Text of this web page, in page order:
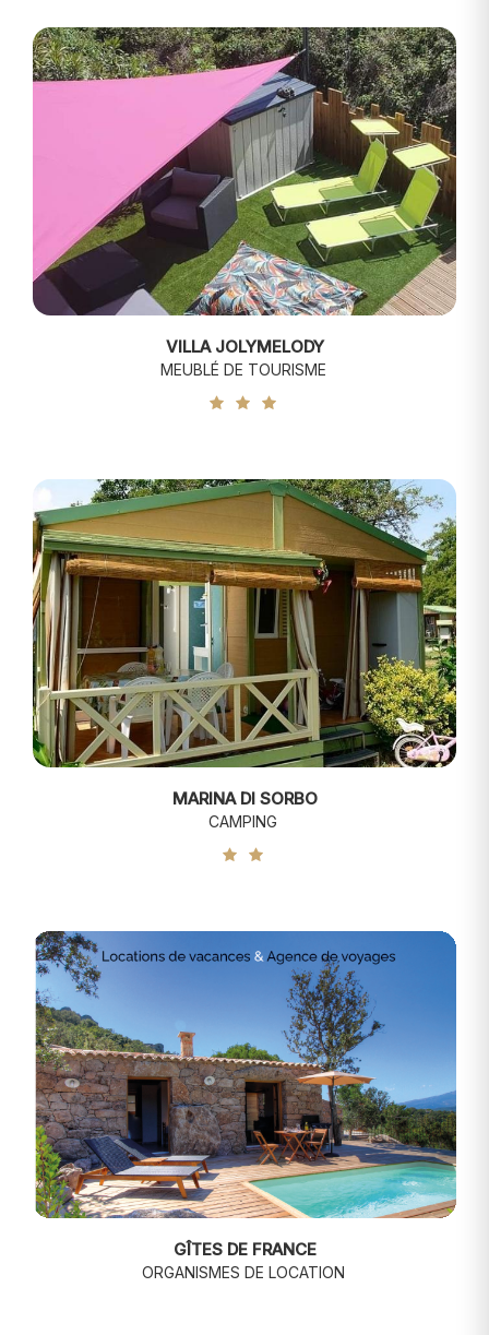
VILLA JOLYMELODY
MEUBLÉ DE TOURISME
MARINA DI SORBO
CAMPING
GÎTES DE FRANCE
ORGANISMES DE LOCATION